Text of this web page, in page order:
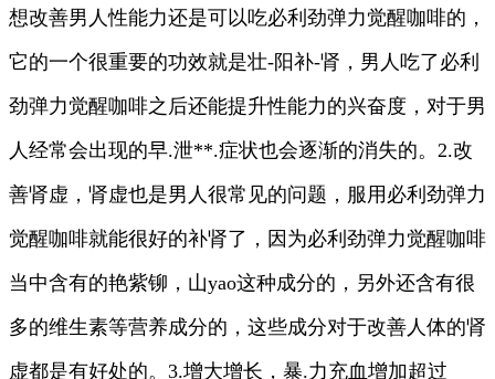
想改善男人性能力还是可以吃必利劲弹力觉醒咖啡的，
它的一个很重要的功效就是壮-阳补-肾，男人吃了必利
劲弹力觉醒咖啡之后还能提升性能力的兴奋度，对于男
人经常会出现的早.泄**.症状也会逐渐的消失的。2.改
善肾虚，肾虚也是男人很常见的问题，服用必利劲弹力
觉醒咖啡就能很好的补肾了，因为必利劲弹力觉醒咖啡
当中含有的艳紫铆，山yao这种成分的，另外还含有很
多的维生素等营养成分的，这些成分对于改善人体的肾
虚都是有好处的。3.增大增长，暴.力充血增加超过